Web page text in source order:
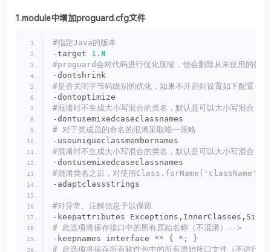
1.module中增加proguard.cfg文件
#指定Java的版本
-target 1.8
#proguard会对代码进行优化压缩，他会删除从未使用的类或
-dontshrink
#是否关闭字节码级别的优化，如果不开启则设置如下配置
-dontoptimize
#混淆时不生成大小写混合的类名，默认是可以大小写混合
-dontusemixedcaseclassnames
# 对于类成员的命名的混淆采取唯一策略
-useuniqueclassmembernames
#混淆时不生成大小写混合的类名，默认是可以大小写混合
-dontusemixedcaseclassnames
#混淆类名之后，对使用Class.forName('className')之
-adaptclassstrings
#对异常、注解信息予以保留
-keepattributes
# 此选项将保存接口中的所有原始名称（不混淆）-->
-keepnames interface ** { *;
}
# 此选项将保存所有软件包中的所有原始接口文件（不进行混